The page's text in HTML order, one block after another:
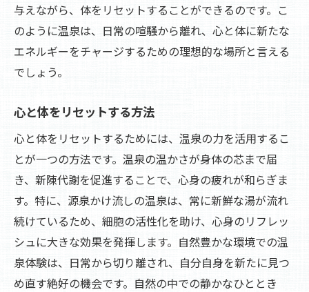
与えながら、体をリセットすることができるのです。こ
のように温泉は、日常の喧騒から離れ、心と体に新たな
エネルギーをチャージするための理想的な場所と言える
でしょう。
心と体をリセットする方法
心と体をリセットするためには、温泉の力を活用するこ
とが一つの方法です。温泉の温かさが身体の芯まで届
き、新陳代謝を促進することで、心身の疲れが和らぎま
す。特に、源泉かけ流しの温泉は、常に新鮮な湯が流れ
続けているため、細胞の活性化を助け、心身のリフレッ
シュに大きな効果を発揮します。自然豊かな環境での温
泉体験は、日常から切り離され、自分自身を新たに見つ
め直す絶好の機会です。自然の中での静かなひととき